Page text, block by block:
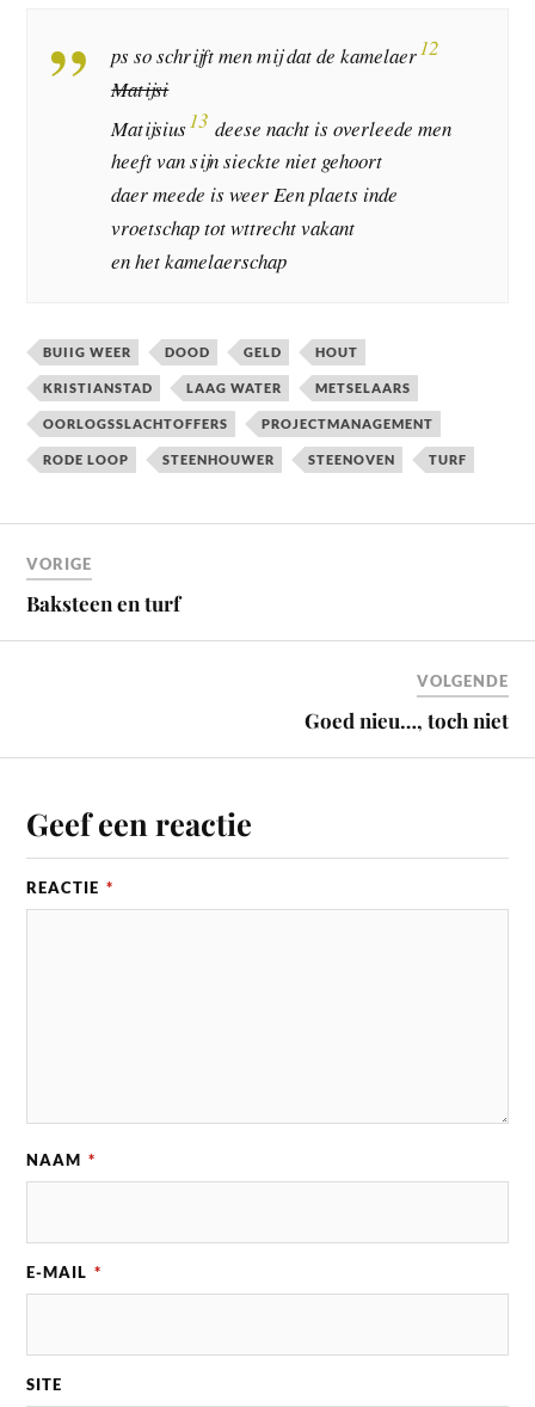
ps so schrijft men mij dat de kamelaer12
Matijsi
Matijsius13 deese nacht is overleede men
heeft van sijn sieckte niet gehoort
daer meede is weer Een plaets inde
vroetschap tot wttrecht vakant
en het kamelaerschap
BUIIG WEER DOOD GELD HOUT
KRISTIANSTAD LAAG WATER METSELAARS
OORLOGSSLACHTOFFERS PROJECTMANAGEMENT
RODE LOOP STEENHOUWER STEENOVEN TURF
VORIGE
Baksteen en turf
VOLGENDE
Goed nieu…, toch niet
Geef een reactie
REACTIE *
NAAM *
E-MAIL *
SITE